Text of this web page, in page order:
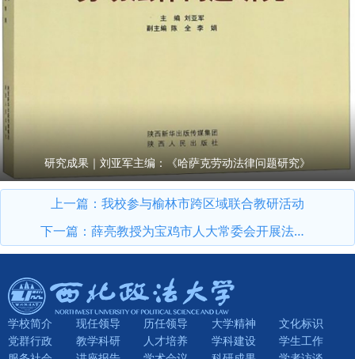
研究成果｜刘亚军主编：《哈萨克劳动法律问题研究》
上一篇： 我校参与榆林市跨区域联合教研活动
下一篇： 薛亮教授为宝鸡市人大常委会开展法律培训
学校简介 现任领导 历任领导 大学精神
文化标识
党群行政
教学科研 人才培养 学科建设
学生工作